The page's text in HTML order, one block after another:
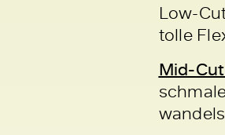
Low-
tolle
Mid-